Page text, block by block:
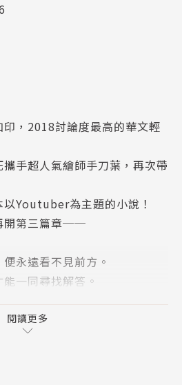
，2018討論度最高的華文輕
手超人氣繪師手刀葉，再次帶
Youtuber為主題的小說！
開第三篇章──
永遠看不見前方。
一同尋找解答。
多理由？」
光越來越貼近白宣的內心，
正的意義。
閱讀更多